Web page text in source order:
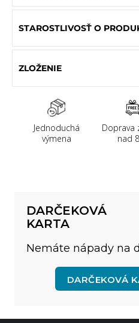
STAROSTLIVOSŤ O
ZLOŽENIE
Jednoduchá
výmena
Doprava
nad
DARČEKOVÁ
KARTA
Nemáte nápady na
DARČEKOVÁ